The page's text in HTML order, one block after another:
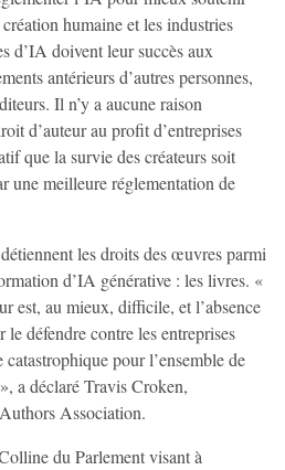
humaine et les industries
d’IA doivent leur succès aux
antérieurs d’autres personnes,
Il n’y a aucune raison
d’auteur au profit d’entreprises
que la survie des créateurs soit
une meilleure réglementation de
les droits des œuvres parmi
d’IA générative : les livres. «
est, au mieux, difficile, et l’absence
le défendre contre les entreprises
pour l’ensemble de
a déclaré Travis Croken,
Association.
du Parlement visant à